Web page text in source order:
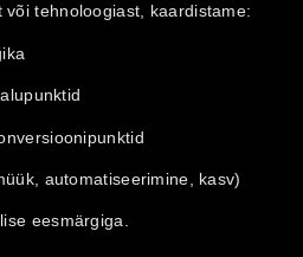
tehnoloogiast, kaardistame:
automatiseerimine, kasv)
eesmärgiga.